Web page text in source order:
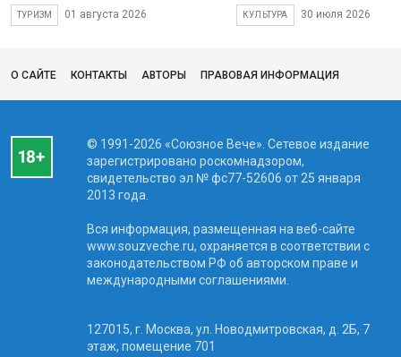
ТУРИЗМ 01 августа 2026 КУЛЬТУРА 30 июля 2026
О САЙТЕ КОНТАКТЫ АВТОРЫ ПРАВОВАЯ ИНФОРМАЦИЯ
© 1991-2026 «Союзное Вече». Сетевое издание
зарегистрировано роскомнадзором,
свидетельство эл № фc77-52606 от 25 января
2013 года.
Вся информация, размещенная на веб-сайте
www.souzveche.ru, охраняется в соответствии с
законодательством РФ об авторском праве и
международными соглашениями.
127015, г. Москва, ул. Новодмитровская, д. 2Б, 7
этаж, помещение 701